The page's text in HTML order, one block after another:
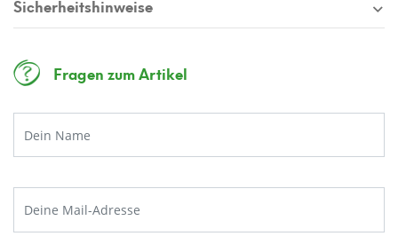
Sicherheitshinweise
Fragen zum Artikel